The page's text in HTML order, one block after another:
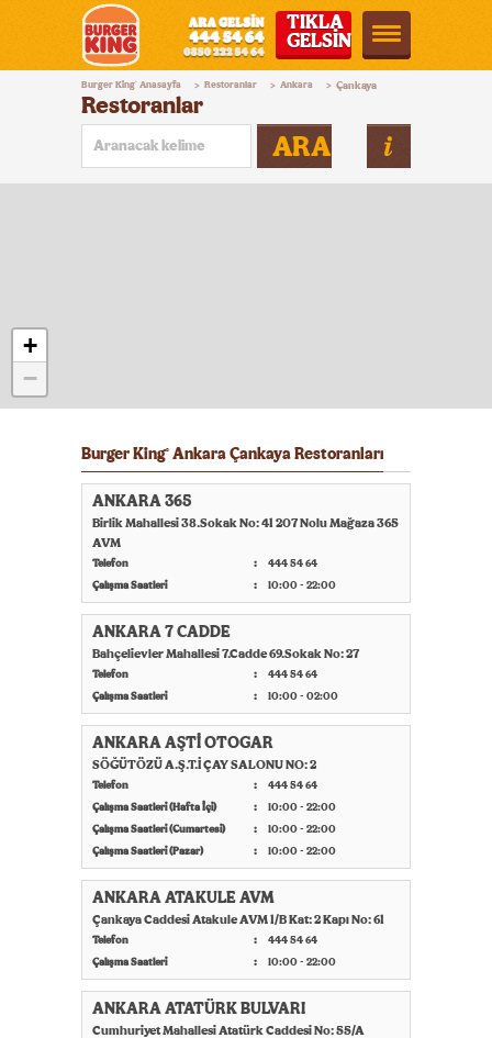
Burger
King®
Türkiye
TIKLA
GELSİN
Burger King® Anasayfa > Restoranlar > Ankara > Çankaya
Restoranlar
ARA
+
−
Burger King® Ankara Çankaya Restoranları
ANKARA 365
Birlik Mahallesi 38.Sokak No: 41 207 Nolu Mağaza 365
AVM
Telefon
444 54 64
Çalışma Saatleri
10:00 - 22:00
ANKARA 7 CADDE
Bahçelievler Mahallesi 7.Cadde 69.Sokak No: 27
Telefon
444 54 64
Çalışma Saatleri
10:00 - 02:00
ANKARA AŞTİ OTOGAR
SÖĞÜTÖZÜ A.Ş.T.İ ÇAY SALONU NO: 2
Telefon
444 54 64
Çalışma Saatleri (Hafta İçi)
10:00 - 22:00
Çalışma Saatleri (Cumartesi)
10:00 - 22:00
Çalışma Saatleri (Pazar)
10:00 - 22:00
ANKARA ATAKULE AVM
Çankaya Caddesi Atakule AVM 1/B Kat: 2 Kapı No: 61
Telefon
444 54 64
Çalışma Saatleri
10:00 - 22:00
ANKARA ATATÜRK BULVARI
Cumhuriyet Mahallesi Atatürk Caddesi No: 55/A